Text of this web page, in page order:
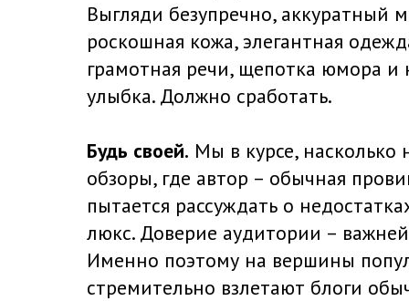
Выгляди безупречно, аккуратный
роскошная кожа, элегантная
грамотная речи, щепотка юмора и
улыбка. Должно сработать.
Будь своей. Мы в курсе, насколько
обзоры, где автор – обычная
пытается рассуждать о
люкс. Доверие аудитории –
Именно поэтому на вершины
стремительно взлетают блоги